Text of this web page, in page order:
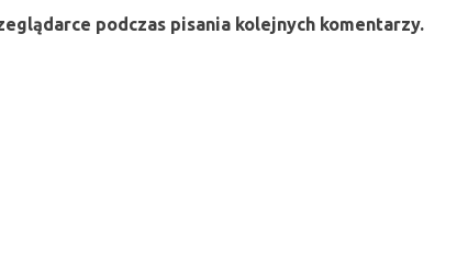
podczas pisania kolejnych komentarzy.